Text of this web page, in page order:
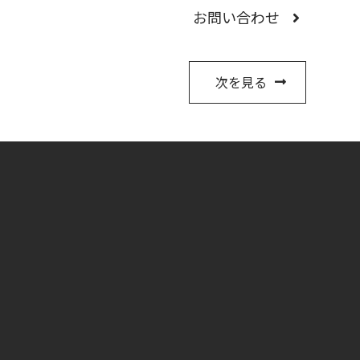
お問い合わせ
次を見る